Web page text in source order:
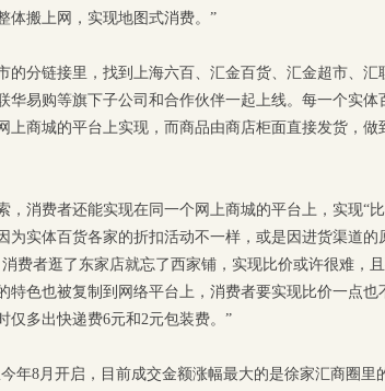
体搬上网，实现地图式消费。”
分链接里，找到上海六百、汇金百货、汇金超市、汇
华易购等旗下子公司和合作伙伴一起上线。每一个实体
上商城的平台上实现，而商品由商店柜面直接发货，做
消费者还能实现在同一个网上商城的平台上，实现“比
为实体百货各家的折扣活动不一样，或是因进货渠道的
费者逛了东家店就忘了西家铺，实现比价或许很难，
色也被复制到网络平台上，消费者要实现比价一点也
仅多出快递费6元和2元包装费。”
年8月开启，目前成交金额涨幅最大的是徐家汇商圈里